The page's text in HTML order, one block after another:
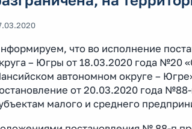
что во исполнение
– Югры от 18.03.2020 года №20
автономном округе –
от 20.03.2020 года
малого и среднего